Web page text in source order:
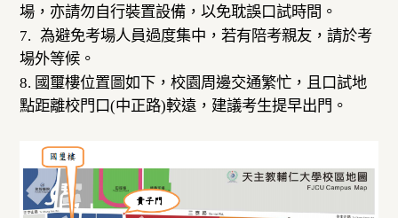
場，亦請勿自行裝置設備，以免耽誤口試時間。
7.
為避免考場人員過度集中，若有陪考親友，請於考
場外等候。
8. 國璽樓位置圖如下，校園周邊交通繁忙，且口試地
點距離校門口(中正路)較遠，建議考生提早出門。